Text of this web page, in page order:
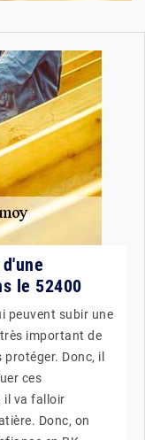
le 52400
peuvent subir une
important de
Donc, il
ces
il va falloir
Donc, on